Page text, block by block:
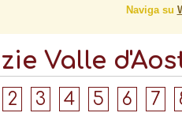
Naviga su
Valle
2 3 4 5 6 7